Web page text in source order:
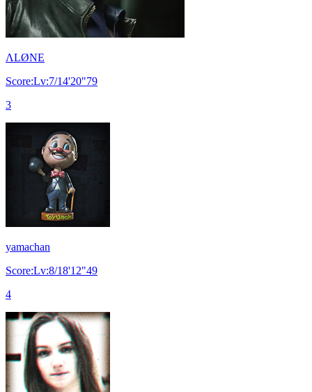
ΛLØNE
Score:Lv:7/14'20"79
3
yamachan
Score:Lv:8/18'12"49
4